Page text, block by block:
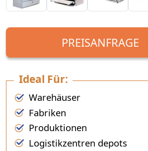
PREISANFRAGE
Ideal Für:
Warehäuser
Fabriken
Produktionen
Logistikzentren depots